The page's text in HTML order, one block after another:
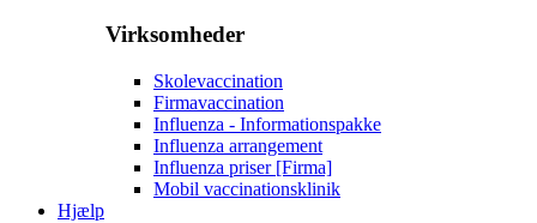
Virksomheder
Skolevaccination
Firmavaccination
Influenza - Informationspakke
Influenza arrangement
Influenza priser [Firma]
Mobil vaccinationsklinik
Hjælp